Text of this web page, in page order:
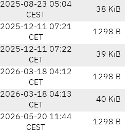
2025-08-23 05:04
CEST
38 KiB
2025-12-11 07:21
CET
1298 B
2025-12-11 07:22
CET
39 KiB
2026-03-18 04:12
CET
1298 B
2026-03-18 04:13
CET
40 KiB
2026-05-20 11:44
CEST
1298 B